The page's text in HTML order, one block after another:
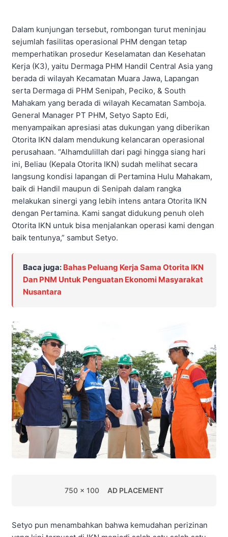
Dalam kunjungan tersebut, rombongan turut meninjau
sejumlah fasilitas operasional PHM dengan tetap
memperhatikan prosedur Keselamatan dan Kesehatan
Kerja (K3), yaitu Dermaga PHM Handil Central Asia yang
berada di wilayah Kecamatan Muara Jawa, Lapangan
serta Dermaga di PHM Senipah, Peciko, & South
Mahakam yang berada di wilayah Kecamatan Samboja.
General Manager PT PHM, Setyo Sapto Edi,
menyampaikan apresiasi atas dukungan yang diberikan
Otorita IKN dalam mendukung kelancaran operasional
perusahaan. “Alhamdulillah dari pagi hingga siang hari
ini, Beliau (Kepala Otorita IKN) sudah melihat secara
langsung kondisi lapangan di Pertamina Hulu Mahakam,
baik di Handil maupun di Senipah dalam rangka
melakukan sinergi yang lebih intens antara Otorita IKN
dengan Pertamina. Kami sangat didukung penuh oleh
Otorita IKN untuk bisa menjalankan operasi kami dengan
baik tentunya,” sambut Setyo.
Baca juga: Bahas Peluang Kerja Sama Otorita IKN
Dan PNM Untuk Penguatan Ekonomi Masyarakat
Nusantara
750 x 100 AD PLACEMENT
Setyo pun menambahkan bahwa kemudahan perizinan